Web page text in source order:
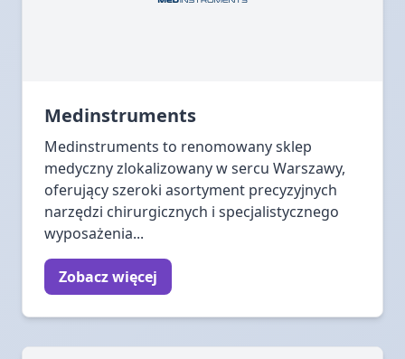
Medinstruments
Medinstruments to renomowany sklep
medyczny zlokalizowany w sercu Warszawy,
oferujący szeroki asortyment precyzyjnych
narzędzi chirurgicznych i specjalistycznego
wyposażenia...
Zobacz więcej